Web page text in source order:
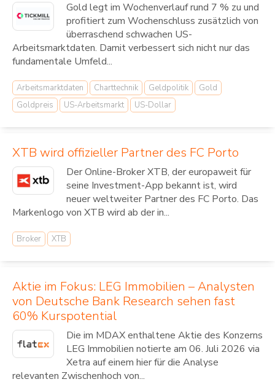
Gold legt im Wochenverlauf rund 7 % zu und
profitiert zum Wochenschluss zusätzlich von
überraschend schwachen US-
Arbeitsmarktdaten. Damit verbessert sich nicht nur das
fundamentale Umfeld...
Arbeitsmarktdaten Charttechnik Geldpolitik
Gold
Goldpreis
US-Arbeitsmarkt US-Dollar
XTB wird offizieller Partner des FC Porto
Der Online-Broker XTB, der europaweit für
seine Investment-App bekannt ist, wird
neuer weltweiter Partner des FC Porto. Das
Markenlogo von XTB wird ab der in...
Broker XTB
Aktie im Fokus: LEG Immobilien – Analysten
von Deutsche Bank Research sehen fast
60% Kurspotential
Die im MDAX enthaltene Aktie des Konzerns
LEG Immobilien notierte am 06. Juli 2026 via
Xetra auf einem hier für die Analyse
relevanten Zwischenhoch von...